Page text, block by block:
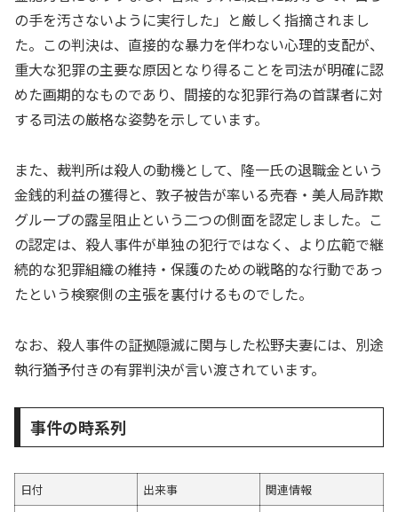
の手を汚さないように実行した」と厳しく指摘されまし
た。この判決は、直接的な暴力を伴わない心理的支配が、
重大な犯罪の主要な原因となり得ることを司法が明確に認
めた画期的なものであり、間接的な犯罪行為の首謀者に対
する司法の厳格な姿勢を示しています。
また、裁判所は殺人の動機として、隆一氏の退職金という
金銭的利益の獲得と、敦子被告が率いる売春・美人局詐欺
グループの露呈阻止という二つの側面を認定しました。こ
の認定は、殺人事件が単独の犯行ではなく、より広範で継
続的な犯罪組織の維持・保護のための戦略的な行動であっ
たという検察側の主張を裏付けるものでした。
なお、殺人事件の証拠隠滅に関与した松野夫妻には、別途
執行猶予付きの有罪判決が言い渡されています。
事件の時系列
日付 出来事 関連情報